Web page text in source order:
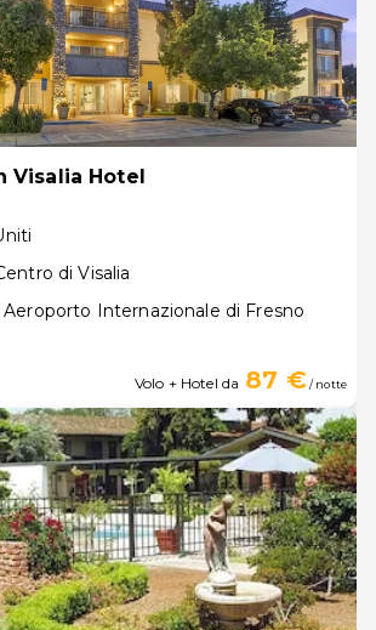
Visalia Hotel
di Visalia
Internazionale di Fresno
Volo + Hotel da 87 €/ notte